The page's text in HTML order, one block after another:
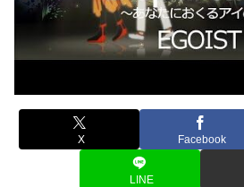
X Facebook
LINE